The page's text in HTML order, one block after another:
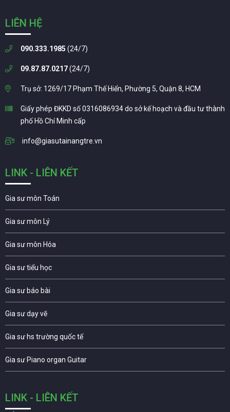
LIÊN HỆ
090.333.1985 (24/7)
09.87.87.0217(24/7)
Trụ sở: 1269/17 Phạm Thế Hiển, Phường 5, Quận 8, HCM
Giấy phép ĐKKD số 0316086934 do sở kế hoạch và đầu tư thành
phố Hồ Chí Minh cấp
info@giasutainangtre.vn
LINK - LIÊN KẾT
Gia sư môn Toán
Gia sư môn Lý
Gia sư môn Hóa
Gia sư tiểu học
Gia sư báo bài
Gia sư dạy vẽ
Gia sư hs trường quốc tế
Gia sư Piano organ Guitar
LINK - LIÊN KẾT